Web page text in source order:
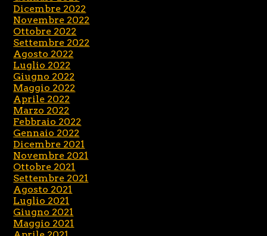
Dicembre 2022
Novembre 2022
Ottobre 2022
Settembre 2022
Agosto 2022
Luglio 2022
Giugno 2022
Maggio 2022
Aprile 2022
Marzo 2022
Febbraio 2022
Gennaio 2022
Dicembre 2021
Novembre 2021
Ottobre 2021
Settembre 2021
Agosto 2021
Luglio 2021
Giugno 2021
Maggio 2021